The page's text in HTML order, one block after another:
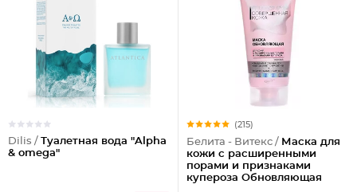
Dilis / Туалетная вода "Alpha
& omega"
(215)
Белита - Витекс / Маска для
кожи с расширенными
порами и признаками
купероза Обновляющая